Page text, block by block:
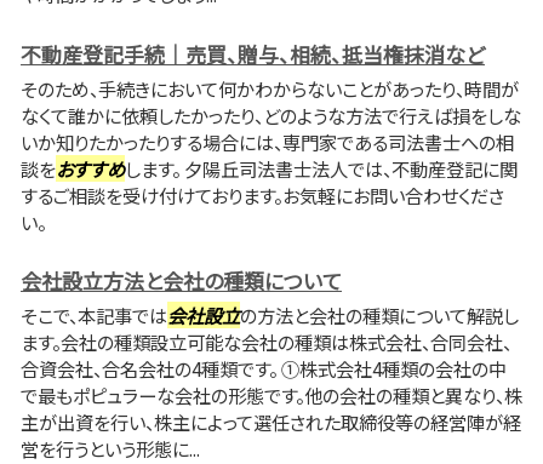
不動産登記手続｜売買、贈与、相続、抵当権抹消など
そのため、手続きにおいて何かわからないことがあったり、時間が
なくて誰かに依頼したかったり、どのような方法で行えば損をしな
いか知りたかったりする場合には、専門家である司法書士への相
談をおすすめします。 夕陽丘司法書士法人では、不動産登記に関
するご相談を受け付けております。お気軽にお問い合わせくださ
い。
会社設立方法と会社の種類について
そこで、本記事では会社設立の方法と会社の種類について解説し
ます。会社の種類設立可能な会社の種類は株式会社、合同会社、
合資会社、合名会社の4種類です。 ①株式会社4種類の会社の中
で最もポピュラーな会社の形態です。他の会社の種類と異なり、株
主が出資を行い、株主によって選任された取締役等の経営陣が経
営を行うという形態に...